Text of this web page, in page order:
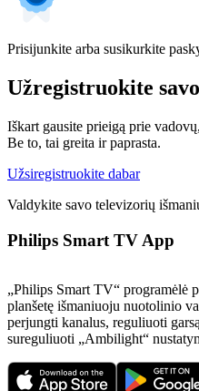
Prisijunkite arba susikurkite
Užregistruokite
Iškart gausite prieigą prie
Be to, tai greita ir paprasta.
Užsiregistruokite dabar
Valdykite savo televizorių
Philips Smart TV App
„Philips Smart TV“ programėlė
planšetę išmaniuoju nuotolinio
perjungti kanalus, reguliuoti
sureguliuoti „Ambilight“